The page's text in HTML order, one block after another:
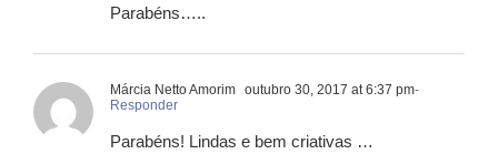
Parabéns…..
Márcia Netto Amorim outubro 30, 2017 at 6:37 pm-
Responder
Parabéns! Lindas e bem criativas …